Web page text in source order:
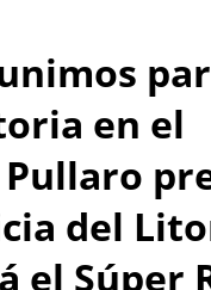
en el
del
el Súper